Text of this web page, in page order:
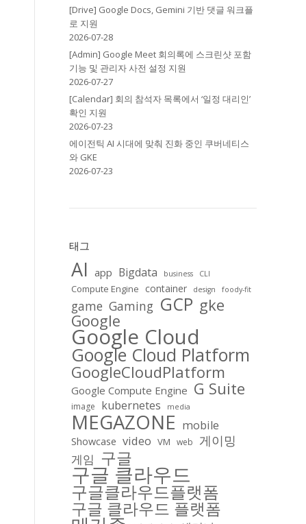
[Drive] Google Docs, Gemini 기반 댓글 워크플
로 지원
2026-07-28
[Admin] Google Meet 회의록에 스크린샷 포함
기능 및 관리자 사전 설정 지원
2026-07-27
[Calendar] 회의 참석자 목록에서 ‘일정 대리인’
확인 지원
2026-07-23
에이전틱 AI 시대에 맞춰 진화 중인 쿠버네티스
와 GKE
2026-07-23
태그
AI app Bigdata business CLI
Compute Engine container design foody-fit
game Gaming GCP gke
Google
Google Cloud
Google Cloud Platform
GoogleCloudPlatform
Google Compute Engine G Suite
image kubernetes media
MEGAZONE mobile
Showcase video VM web
게이밍
게임 구글
구글 클라우드
구글클라우드플랫폼
구글 클라우드 플랫폼